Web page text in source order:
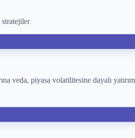
veda, piyasa volatilitesine dayalı